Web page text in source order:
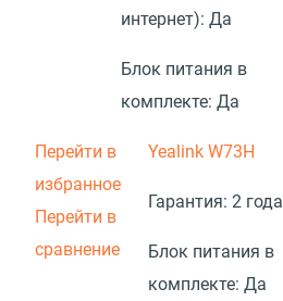
интернет): Да
Блок питания в
комплекте: Да
Перейти в
избранное
Перейти в
сравнение
Yealink W73H
Гарантия: 2 года
Блок питания в
комплекте: Да